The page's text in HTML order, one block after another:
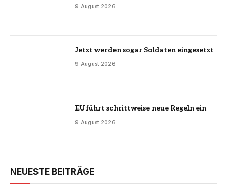
9 August 2026
Jetzt werden sogar Soldaten eingesetzt
9 August 2026
EU führt schrittweise neue Regeln ein
9 August 2026
NEUESTE BEITRÄGE